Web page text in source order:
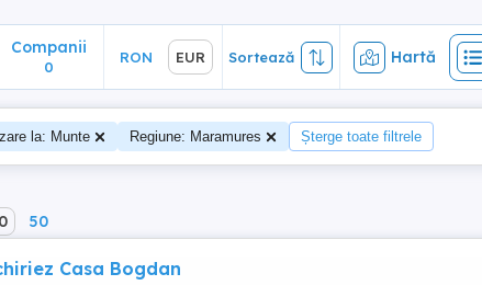
Companii
0
RON EUR Sortează Hartă
la: Munte Regiune: Maramures Șterge toate filtrele
50
Casa Bogdan